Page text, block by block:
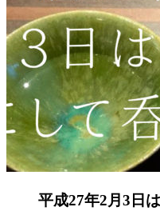
平成27年2月3日